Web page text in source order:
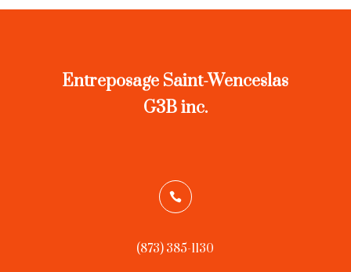
Entreposage Saint-Wenceslas
G3B inc.

(873) 385-1130